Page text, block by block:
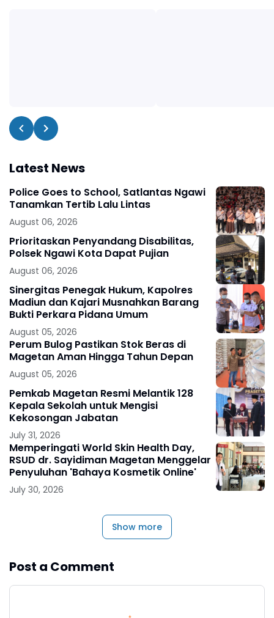
Latest News
Police Goes to School, Satlantas Ngawi
Tanamkan Tertib Lalu Lintas
August 06, 2026
Prioritaskan Penyandang Disabilitas,
Polsek Ngawi Kota Dapat Pujian
August 06, 2026
Sinergitas Penegak Hukum, Kapolres
Madiun dan Kajari Musnahkan Barang
Bukti Perkara Pidana Umum
August 05, 2026
Perum Bulog Pastikan Stok Beras di
Magetan Aman Hingga Tahun Depan
August 05, 2026
Pemkab Magetan Resmi Melantik 128
Kepala Sekolah untuk Mengisi
Kekosongan Jabatan
July 31, 2026
Memperingati World Skin Health Day,
RSUD dr. Sayidiman Magetan Menggelar
Penyuluhan 'Bahaya Kosmetik Online'
July 30, 2026
Show more
Post a Comment